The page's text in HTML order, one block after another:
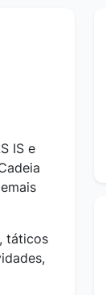
IS e
táticos